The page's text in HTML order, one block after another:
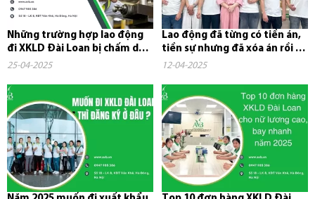
Những trường hợp lao động
đi XKLD Đài Loan bị chấm dứt
hợp đồng và phải về nước
25-04-2025
Lao động đã từng có tiền án,
tiền sự nhưng đã xóa án rồi có
đi xuất khẩu lao...
12-04-2025